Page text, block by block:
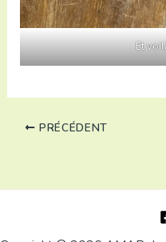
Et
PRÉCÉDENT